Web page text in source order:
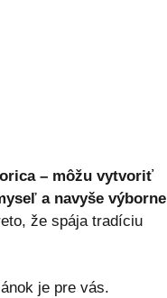
– môžu vytvoriť
a navyše výborne
že spája tradíciu
je pre vás.